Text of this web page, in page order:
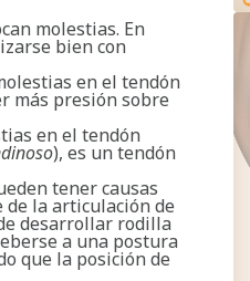
molestias. En
bien con
en el tendón
más presión sobre
en el tendón
), es un tendón
tener causas
de la articulación de
desarrollar rodilla
a una postura
que la posición de